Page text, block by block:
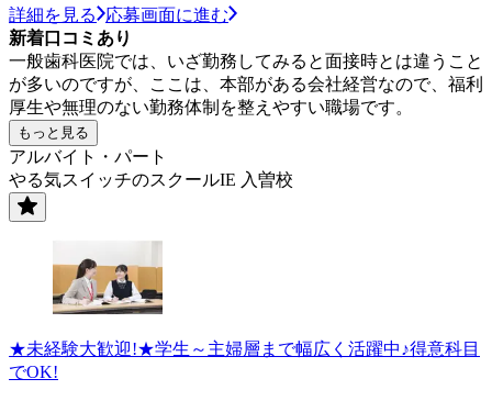
詳細を見る
応募画面に進む
新着口コミあり
一般歯科医院では、いざ勤務してみると面接時とは違うこと
が多いのですが、ここは、本部がある会社経営なので、福利
厚生や無理のない勤務体制を整えやすい職場です。
もっと見る
アルバイト・パート
やる気スイッチのスクールIE 入曽校
★未経験大歓迎!★学生～主婦層まで幅広く活躍中♪得意科目
でOK!